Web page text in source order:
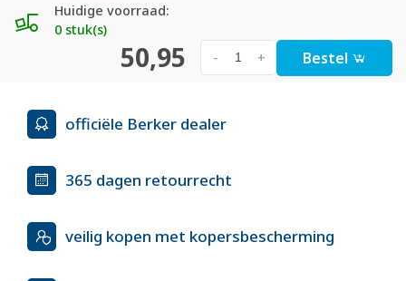
Huidige voorraad:
0 stuk(s)
50,95 +
- Bestel
officiële Berker dealer
365 dagen retourrecht
veilig kopen met kopersbescherming